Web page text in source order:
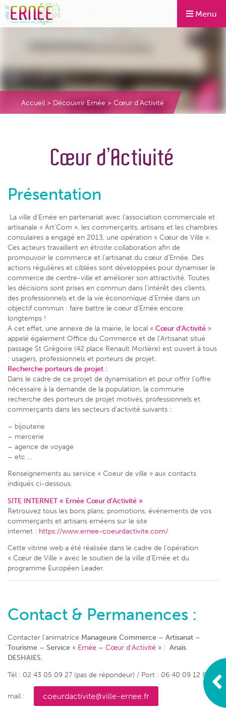
Menu
Accueil > Découvrir Ernée > Cœur d’Activité
Cœur d’Activité
Présentation
La ville d’Ernée en partenariat avec l’association commerciale et
artisanale « Art’Com », les commerçants, artisans et les chambres
consulaires a engagé en 2013, une opération « Cœur de Ville ».
Ces acteurs travaillent en étroite collaboration afin de
promouvoir le commerce et l’artisanat du cœur d’Ernée. Des
actions régulières et ciblées sont développées pour dynamiser le
commerce de centre-ville et améliorer son attractivité. Toutes
les décisions sont prises en commun dans l’intérêt des clients,
des professionnels et de la vie économique d’Ernée dans un
objectif commun : faire battre le cœur d’Ernée encore
longtemps !
A cet effet, une annexe de la mairie, le local « Cœur d’Activité »
appelé également Office du Commerce et de l’Artisanat situé
passage St Grégoire (42 place Renault Morlière) est ouvert à tous
: usagers, professionnels et porteurs de projet.
Recherche porteurs de projet :
Dans le cadre de ce projet de dynamisation et pour offrir l’offre
nécessaire à la demande de la population, la commune
recherche des porteurs de projet motivés, professionnels et
commerçants dans les secteurs d’activité suivants :
– bijouterie
– mercerie
– agence de voyage
– etc …
Renseignements au service « Coeur de ville » aux contacts
indiqués ci-dessous.
SITE INTERNET « Ernée Cœur d’Activité »
Retrouvez tous les bons plans, promotions, événements de vos
commerçants et artisans ernéens sur le site
internet : https://www.ernee-coeurdactivite.com/
Cette vitrine web a été réalisée dans le cadre de l’opération
« Cœur de Ville » avec le soutien de la ville d’Ernée et du
programme Européen Leader.
Contact & Permanences :
Contacter l’animatrice Manageure Commerce – Artisanat –
Tourisme – Service « Ernée – Cœur d’Activité » : Anaïs
DESHAIES.
Tél : 02 43 05 09 27 (pas de répondeur) / Port : 06 40 09 12 86
mail : coeurdactivite@ville-ernee.fr